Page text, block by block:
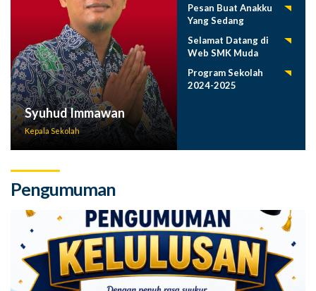
Syuhud Immawan
Kepala Sekolah
Muda 2025-2026
Pesan Buat Anakku
Yang Sedang
Selamat Datang di
Web SMK Muda
Program Sekolah
2024-2025
Pengumuman